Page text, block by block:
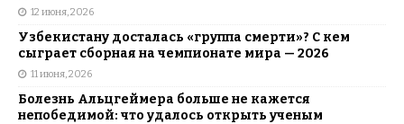
12 июня, 2026
Узбекистану досталась «группа смерти»? С кем
сыграет сборная на чемпионате мира — 2026
11 июня, 2026
Болезнь Альцгеймера больше не кажется
непобедимой: что удалось открыть ученым